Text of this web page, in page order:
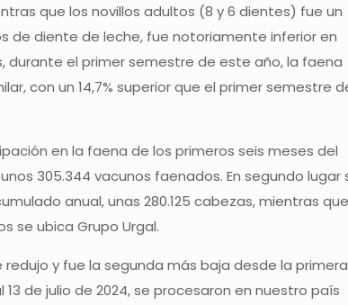
que los novillos adultos (8 y 6 dientes) fue un
de diente de leche, fue notoriamente inferior en
durante el primer semestre de este año, la faena
con un 14,7% superior que el primer semestre
en la faena de los primeros seis meses del
305.344 vacunos faenados. En segundo lugar
anual, unas 280.125 cabezas, mientras que
se ubica Grupo Urgal.
y fue la segunda más baja desde la primera
de julio de 2024, se procesaron en nuestro país